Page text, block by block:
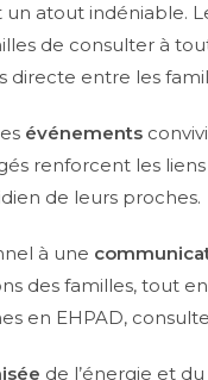
un atout indéniable.
de consulter à
entre les
événements
renforcent les
de leurs proches.
à une
des familles, tout
en EHPAD,
de l’énergie et